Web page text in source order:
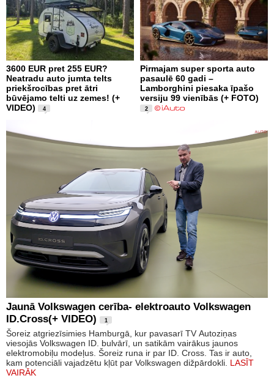
3600 EUR pret 255 EUR?
Neatradu auto jumta telts
priekšrocības pret ātri
būvējamo telti uz zemes! (+
VIDEO)
4
Pirmajam super sporta auto
pasaulē 60 gadi –
Lamborghini piesaka īpašo
versiju 99 vienībās (+ FOTO)
2
Jaunā Volkswagen cerība- elektroauto Volkswagen
ID.Cross(+ VIDEO)
1
Šoreiz atgriezīsimies Hamburgā, kur pavasarī TV Autoziņas
viesojās Volkswagen ID. bulvārī, un satikām vairākus jaunos
elektromobiļu modeļus. Šoreiz runa ir par ID. Cross. Tas ir auto,
kam potenciāli vajadzētu kļūt par Volkswagen dižpārdokli. LASĪT
VAIRĀK